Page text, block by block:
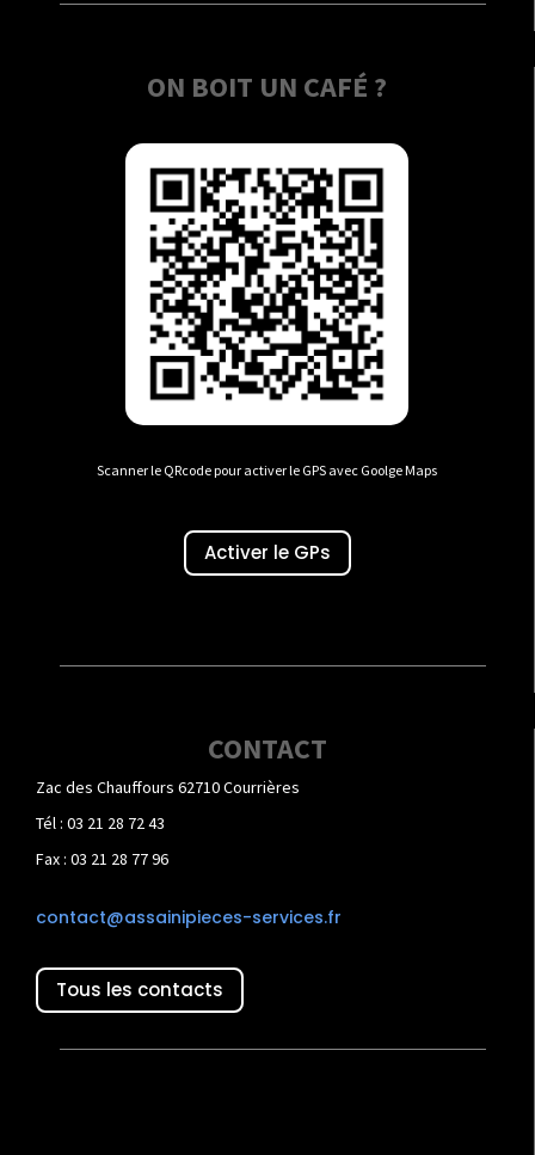
ON BOIT UN CAFÉ ?
Scanner le QRcode pour activer le GPS avec Goolge Maps
Activer le GPs
CONTACT
Zac des Chauffours 62710 Courrières
Tél : 03 21 28 72 43
Fax : 03 21 28 77 96
contact@assainipieces-services.fr
Tous les contacts